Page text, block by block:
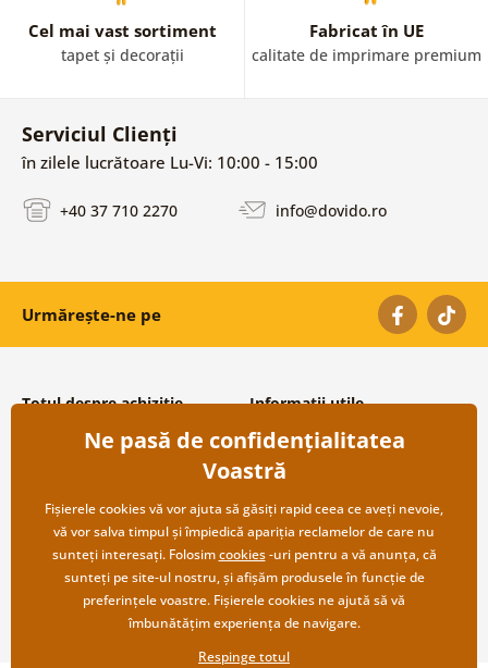
Cel mai vast sortiment
tapet și decorații
Fabricat în UE
calitate de imprimare premium
Serviciul Clienți
în zilele lucrătoare Lu-Vi: 10:00 - 15:00
+40 37 710 2270 info@dovido.ro
Urmărește-ne pe
Totul despre achiziție
Condiții și termeni generali
Protecția datelor personale
Transport și modalități de plată
Returnare
Informații utile
Despre noi
Întrebări frecvente
Contacte
Cooperare angro
Ne pasă de confidențialitatea
Voastră
Fișierele cookies vă vor ajuta să găsiți rapid ceea ce aveți nevoie,
vă vor salva timpul și împiedică apariția reclamelor de care nu
sunteți interesați. Folosimcookies-uri pentru a vă anunța, că
sunteți pe site-ul nostru, și afișăm produsele în funcție de
preferințele voastre. Fișierele cookies ne ajută să vă
îmbunătățim experiența de navigare.
Respinge totul